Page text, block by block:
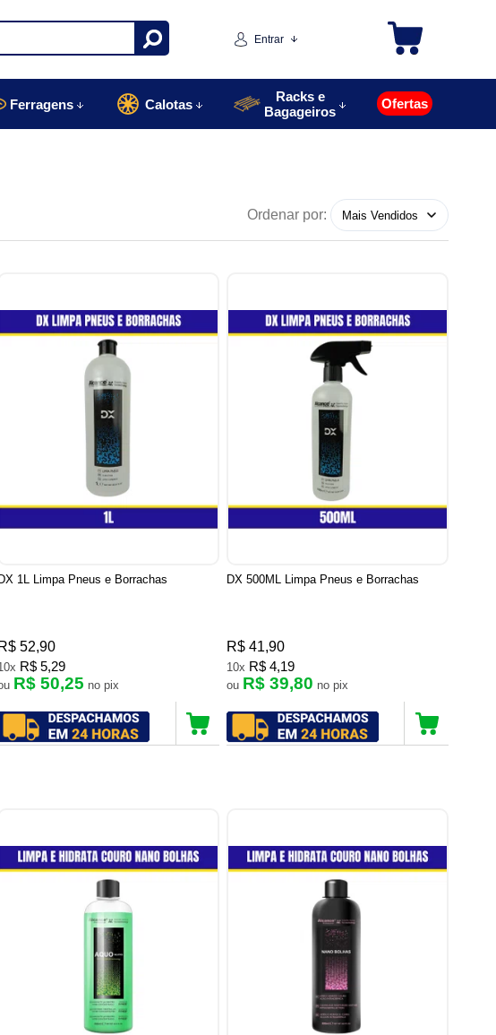
Entrar
Ferragens Calotas
Racks e
Bagageiros
Ofertas
Ordenar por:
DX 1L Limpa Pneus e Borrachas
R$ 52,90
R$ 5,29
R$ 50,25 no pix
DX 500ML Limpa Pneus e Borrachas
R$ 41,90
10x R$ 4,19
ou R$ 39,80 no pix